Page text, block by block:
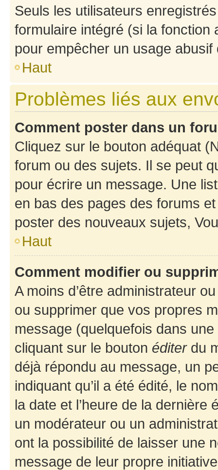
Seuls les utilisateurs
formulaire intégré (si la fonction
pour empêcher un usage
Haut
Problèmes liés aux
Comment poster dans un
Cliquez sur le bouton adéquat
forum ou des sujets. Il se peut
pour écrire un message. Une
en bas des pages des forums
poster des nouveaux sujets,
Haut
Comment modifier ou
A moins d’être administrateur
ou supprimer que vos propres
message (quelquefois dans
cliquant sur le bouton éditerdu
déjà répondu au message, un
indiquant qu’il a été édité, le
la date et l’heure de la dernière
un modérateur ou un
ont la possibilité de laisser une
message de leur propre